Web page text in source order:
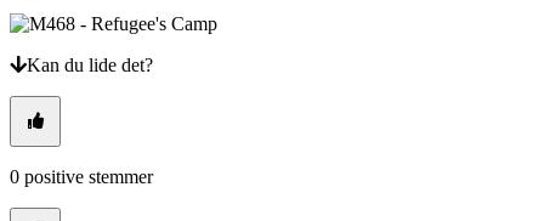
Medier
Guides
Fora
Kan du lide det?
0 positive stemmer